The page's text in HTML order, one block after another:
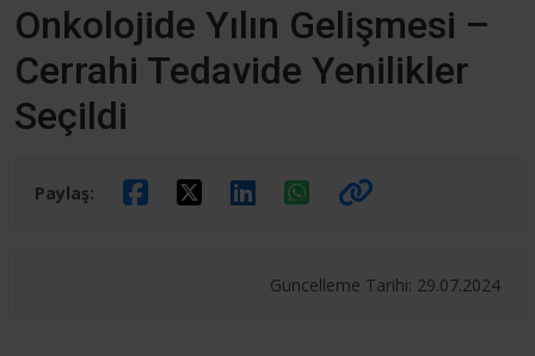
Onkolojide Yılın Gelişmesi –
Cerrahi Tedavide Yenilikler
Seçildi
Paylaş:
Güncelleme Tarihi: 29.07.2024